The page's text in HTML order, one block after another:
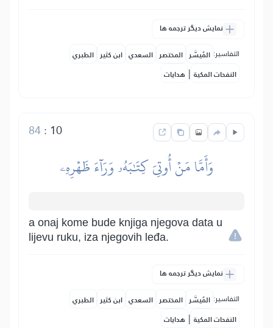
نمایش دیگر ترجمه ها
التفاسير: المُيسَّر المختصر السعدي ابن كثير الطبري
النفحات المكية | هدايات
10
:
84
وَأَمَّا مَنۡ أُوتِيَ كِتَٰبَهُۥ وَرَآءَ ظَهۡرِهِۦ
a onaj kome bude knjiga njegova data u
lijevu ruku, iza njegovih leđa.
نمایش دیگر ترجمه ها
التفاسير: المُيسَّر المختصر السعدي ابن كثير الطبري
النفحات المكية | هدايات